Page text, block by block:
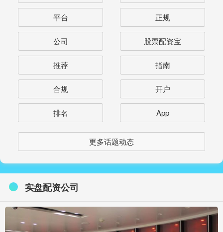
平台 正规
公司 股票配资宝
推荐 指南
合规 开户
排名 App
更多话题动态
实盘配资公司